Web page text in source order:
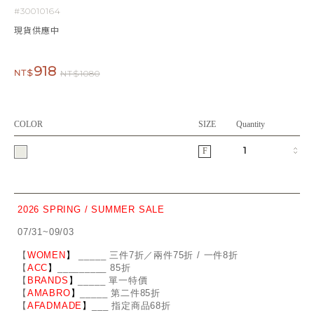
#30010164
現貨供應中
NT$918 NT$1080
COLOR SIZE Quantity
F
2026 SPRING / SUMMER SALE
07/31~09/03
【 WOMEN 】
___ 三件7折／兩件75折 / 一件8折
【 ACC 】
____ 85折
【 BRANDS 】
_ 單一特價
【 AMABRO 】
_ 第二件85折
【 AFADMADE 】 ___ 指定商品68折